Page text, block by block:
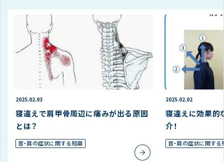
2025.02.03
寝違えで肩甲骨周辺に痛みが出る原因
とは？
首・肩の症状に関する知識
2025.02.02
寝違えに効果的
介！
首・肩の症状に関する